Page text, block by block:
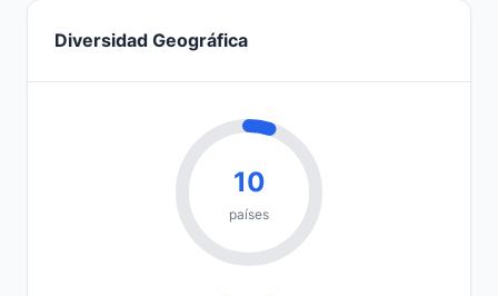
Diversidad Geográfica
10
países